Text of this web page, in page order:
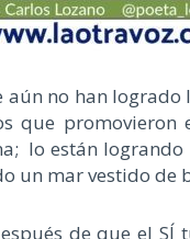
aún no han
que promovieron
lo están
un mar vestido de
de que el